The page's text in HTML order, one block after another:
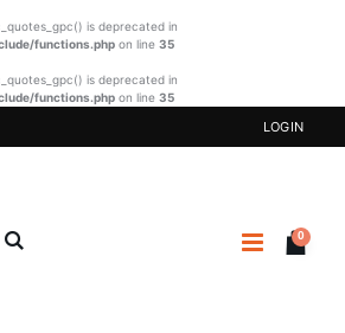
is deprecated in
functions.php on line 35
is deprecated in
functions.php on line 35
LOGIN
0
Burka-014
€ 23.40